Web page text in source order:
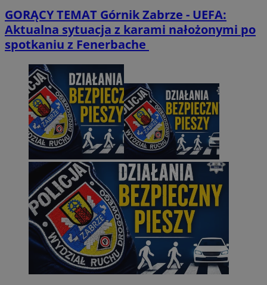
GORĄCY TEMAT Górnik Zabrze - UEFA:
Aktualna sytuacja z karami nałożonymi po
spotkaniu z Fenerbache